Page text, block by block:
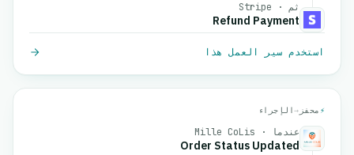
ثم · Stripe
Refund Payment
استخدم سير العمل هذا
⚡ محفز →الإجراء
عندما · Mille CoLis
Order Status Updated